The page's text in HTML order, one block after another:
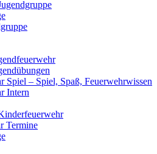
Spiel – Spiel, Spaß, Feuerwehrwissen
Intern
Termine